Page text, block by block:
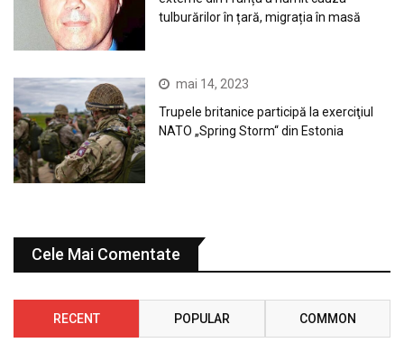
tulburărilor în țară, migrația în masă
mai 14, 2023
Trupele britanice participă la exerciţiul
NATO „Spring Storm“ din Estonia
Cele Mai Comentate
RECENT POPULAR COMMON